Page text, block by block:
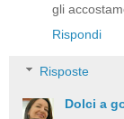
gli
Rispondi
Risposte
Dolci a